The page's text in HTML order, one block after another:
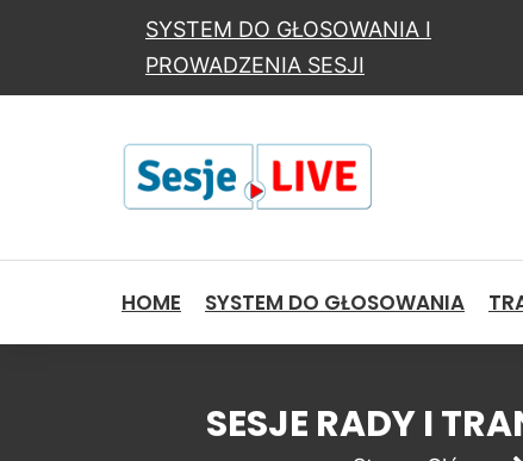
SYSTEM DO GŁOSOWANIA I
PROWADZENIA SESJI
HOME SYSTEM DO GŁOSOWANIA
SESJE RADY I